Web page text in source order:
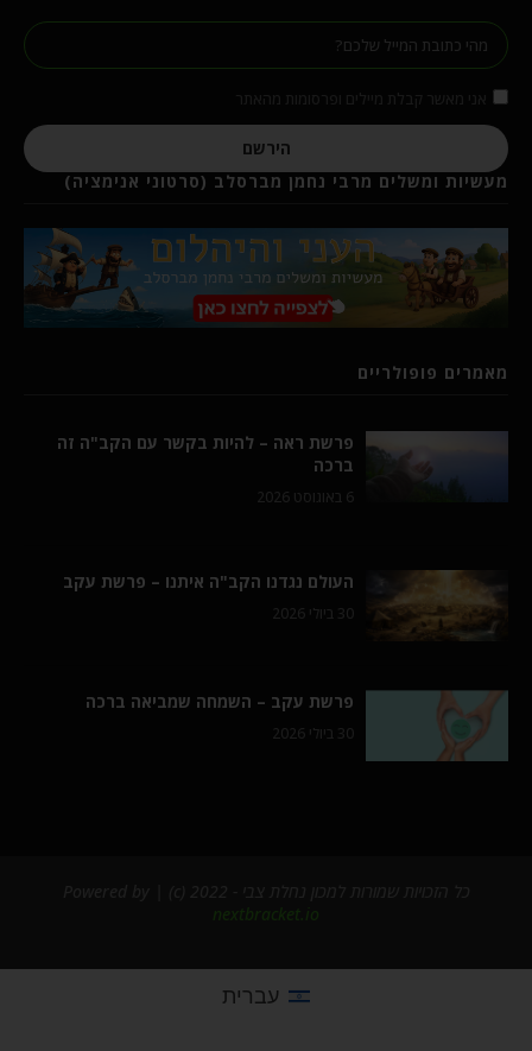
הירשם
מעשיות ומשלים מרבי נחמן מברסלב (סרטוני אנימציה)
מאמרים פופולריים
פרשת ראה – להיות בקשר עם הקב"ה זה
ברכה
6 באוגוסט 2026
העולם נגדנו הקב"ה איתנו – פרשת עקב
30 ביולי 2026
פרשת עקב – השמחה שמביאה ברכה
30 ביולי 2026
nextbracket.io
עברית